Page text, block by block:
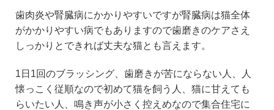
歯肉炎や腎臓病にかかりやすいですが腎臓病は猫全体
がかかりやすい病でもありますので歯磨きのケアさえ
しっかりとできれば丈夫な猫とも言えます。
1日1回のブラッシング、歯磨きが苦にならない人、人
懐っこく従順なので初めて猫を飼う人、猫に甘えても
らいたい人、鳴き声が小さく控えめなので集合住宅に